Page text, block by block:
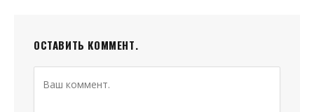
ОСТАВИТЬ КОММЕНТ.